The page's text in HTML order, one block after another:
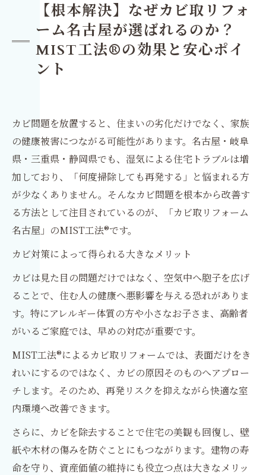
【根本解決】なぜカビ取リフォ
ーム名古屋が選ばれるのか？
MIST工法®の効果と安心ポイ
ント
カビ問題を放置すると、住まいの劣化だけでなく、家族
の健康被害につながる可能性があります。名古屋・岐阜
県・三重県・静岡県でも、湿気による住宅トラブルは増
加しており、「何度掃除しても再発する」と悩まれる方
が少なくありません。そんなカビ問題を根本から改善す
る方法として注目されているのが、「カビ取リフォーム
名古屋」のMIST工法®です。
カビ対策によって得られる大きなメリット
カビは見た目の問題だけではなく、空気中へ胞子を広げ
ることで、住む人の健康へ悪影響を与える恐れがありま
す。特にアレルギー体質の方や小さなお子さま、高齢者
がいるご家庭では、早めの対応が重要です。
MIST工法®によるカビ取リフォームでは、表面だけをき
れいにするのではなく、カビの原因そのものへアプロー
チします。そのため、再発リスクを抑えながら快適な室
内環境へ改善できます。
さらに、カビを除去することで住宅の美観も回復し、壁
紙や木材の傷みを防ぐことにもつながります。建物の寿
命を守り、資産価値の維持にも役立つ点は大きなメリッ